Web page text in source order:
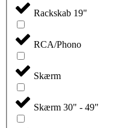
Rackskab 19"
RCA/Phono
Skærm
Skærm 30" - 49"